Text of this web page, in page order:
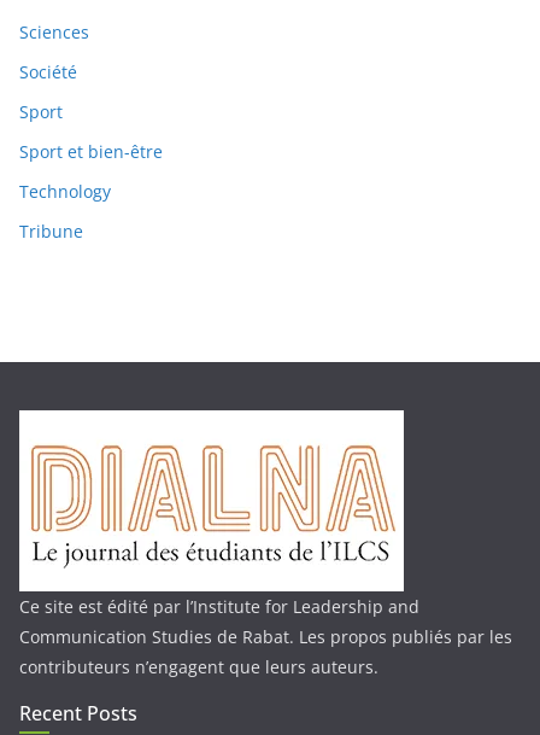
Sciences
Société
Sport
Sport et bien-être
Technology
Tribune
Ce site est édité par l’Institute for Leadership and
Communication Studies de Rabat. Les propos publiés par les
contributeurs n’engagent que leurs auteurs.
Recent Posts